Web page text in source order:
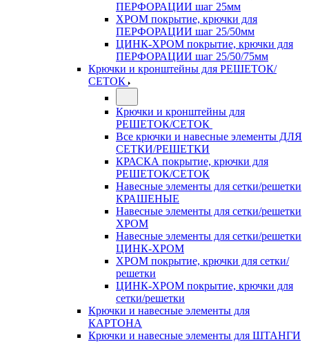
ПЕРФОРАЦИИ шаг 25мм
ХРОМ покрытие, крючки для
ПЕРФОРАЦИИ шаг 25/50мм
ЦИНК-ХРОМ покрытие, крючки для
ПЕРФОРАЦИИ шаг 25/50/75мм
Крючки и кронштейны для РЕШЕТОК/
СЕТОК
Крючки и кронштейны для
РЕШЕТОК/СЕТОК
Все крючки и навесные элементы ДЛЯ
СЕТКИ/РЕШЕТКИ
КРАСКА покрытие, крючки для
РЕШЕТОК/СЕТОК
Навесные элементы для сетки/решетки
КРАШЕНЫЕ
Навесные элементы для сетки/решетки
ХРОМ
Навесные элементы для сетки/решетки
ЦИНК-ХРОМ
ХРОМ покрытие, крючки для сетки/
решетки
ЦИНК-ХРОМ покрытие, крючки для
сетки/решетки
Крючки и навесные элементы для
КАРТОНА
Крючки и навесные элементы для ШТАНГИ